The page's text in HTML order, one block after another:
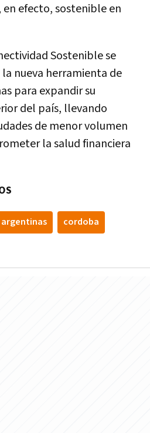
en efecto, sostenible en
Sostenible se
nueva herramienta de
para expandir su
del país, llevando
de menor volumen
la salud financiera
cordoba